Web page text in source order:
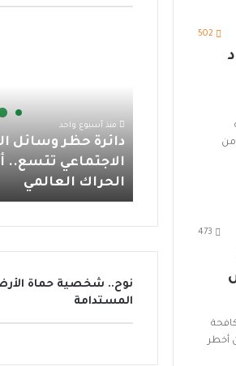
502
من
473
أخطر
س
ا
ا
ت
و
ا
منذ أسبوع واحد
دائرة حظر وسائل
الاجتماعي تتسع..
الحراك العالمي
نوح.. شخصية حماة الأرض
المستدامة